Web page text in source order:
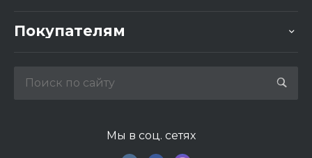
Покупателям
Мы в соц. сетях